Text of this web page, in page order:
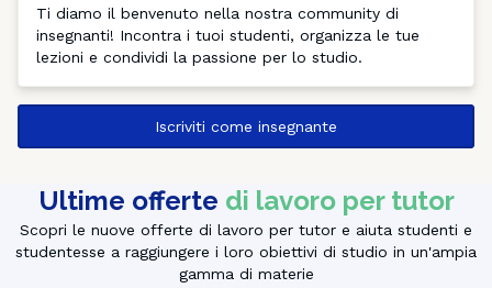
Ti diamo il benvenuto nella nostra community di
insegnanti! Incontra i tuoi studenti, organizza le tue
lezioni e condividi la passione per lo studio.
Iscriviti come insegnante
Ultime offerte di lavoro per tutor
Scopri le nuove offerte di lavoro per tutor e aiuta studenti e
studentesse a raggiungere i loro obiettivi di studio in un'ampia
gamma di materie